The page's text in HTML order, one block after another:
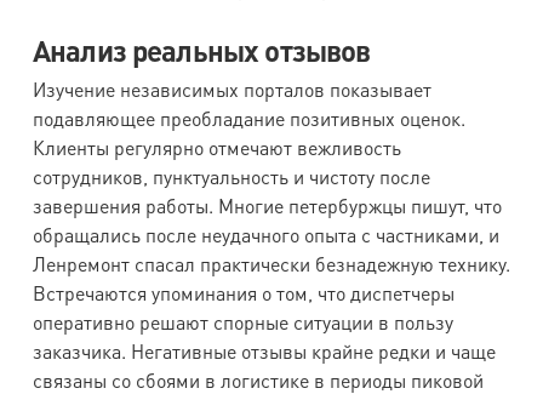
Анализ реальных отзывов
Изучение независимых порталов показывает
подавляющее преобладание позитивных оценок.
Клиенты регулярно отмечают вежливость
сотрудников, пунктуальность и чистоту после
завершения работы. Многие петербуржцы пишут, что
обращались после неудачного опыта с частниками, и
Ленремонт спасал практически безнадежную технику.
Встречаются упоминания о том, что диспетчеры
оперативно решают спорные ситуации в пользу
заказчика. Негативные отзывы крайне редки и чаще
связаны со сбоями в логистике в периоды пиковой